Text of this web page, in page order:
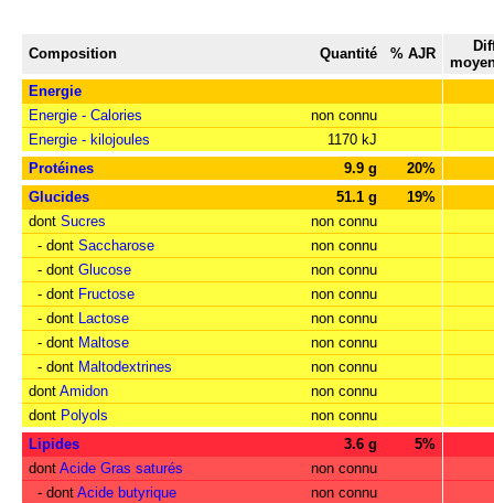
Composition Quantité % AJR
Energie
Energie - Calories
non connu
Energie - kilojoules
1170 kJ
Protéines
9.9 g
20%
Glucides
51.1 g
19%
dont Sucres
non connu
- dont Saccharose
non connu
- dont Glucose
non connu
- dont Fructose
non connu
- dont Lactose
non connu
- dont Maltose
non connu
- dont Maltodextrines
non connu
dont Amidon
non connu
dont Polyols
non connu
Lipides
3.6 g
5%
dont Acide Gras saturés
non connu
- dont Acide butyrique
non connu